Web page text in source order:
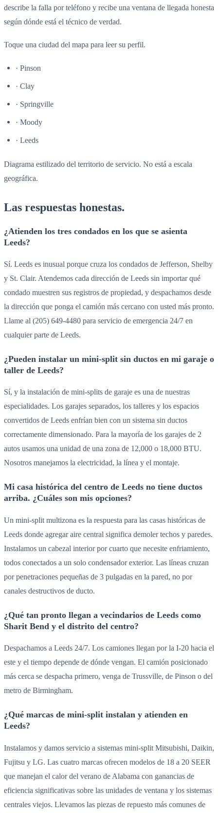
describe la falla por teléfono y recibe una ventana de llegada honesta
según dónde está el técnico de verdad.
Toque una ciudad del mapa para leer su perfil.
· Pinson
· Clay
· Springville
· Moody
· Leeds
Diagrama estilizado del territorio de servicio. No está a escala
geográfica.
Las respuestas honestas.
¿Atienden los tres condados en los que se asienta
Leeds?
Sí. Leeds es inusual porque cruza los condados de Jefferson, Shelby
y St. Clair. Atendemos cada dirección de Leeds sin importar qué
condado muestren sus registros de propiedad, y despachamos desde
la dirección que ponga el camión más cercano con usted más pronto.
Llame al (205) 649-4480 para servicio de emergencia 24/7 en
cualquier parte de Leeds.
¿Pueden instalar un mini-split sin ductos en mi garaje o
taller de Leeds?
Sí, y la instalación de mini-splits de garaje es una de nuestras
especialidades. Los garajes separados, los talleres y los espacios
convertidos de Leeds enfrían bien con un sistema sin ductos
correctamente dimensionado. Para la mayoría de los garajes de 2
autos usamos una unidad de una zona de 12,000 o 18,000 BTU.
Nosotros manejamos la electricidad, la línea y el montaje.
Mi casa histórica del centro de Leeds no tiene ductos
arriba. ¿Cuáles son mis opciones?
Un mini-split multizona es la respuesta para las casas históricas de
Leeds donde agregar aire central significa demoler techos y paredes.
Instalamos un cabezal interior por cuarto que necesite enfriamiento,
todos conectados a un solo condensador exterior. Las líneas cruzan
por penetraciones pequeñas de 3 pulgadas en la pared, no por
canales destructivos de ducto.
¿Qué tan pronto llegan a vecindarios de Leeds como
Sharit Bend y el distrito del centro?
Despachamos a Leeds 24/7. Los camiones llegan por la I-20 hacia el
este y el tiempo depende de dónde vengan. El camión posicionado
más cerca se despacha primero, venga de Trussville, de Pinson o del
metro de Birmingham.
¿Qué marcas de mini-split instalan y atienden en
Leeds?
Instalamos y damos servicio a sistemas mini-split Mitsubishi, Daikin,
Fujitsu y LG. Las cuatro marcas ofrecen modelos de 18 a 20 SEER
que manejan el calor del verano de Alabama con ganancias de
eficiencia significativas sobre las unidades de ventana y los sistemas
centrales viejos. Llevamos las piezas de repuesto más comunes de